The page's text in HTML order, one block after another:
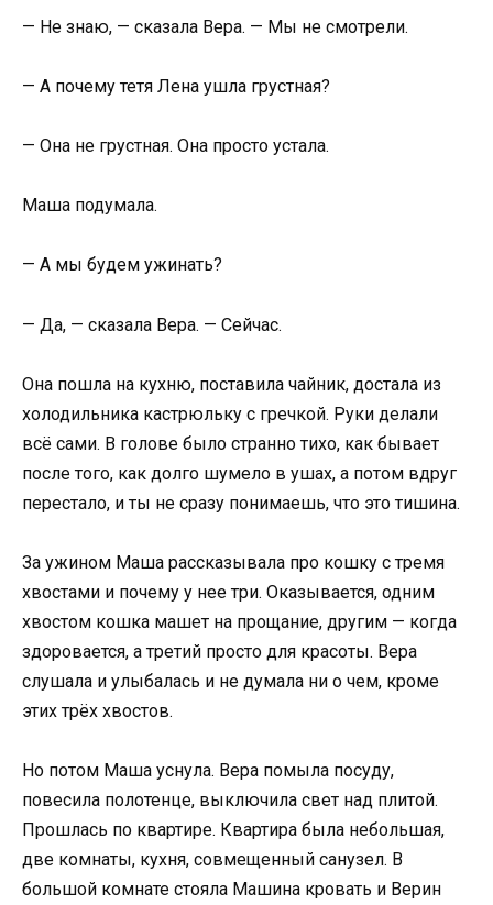
— Не знаю, — сказала Вера. — Мы не смотрели.
— А почему тетя Лена ушла грустная?
— Она не грустная. Она просто устала.
Маша подумала.
— А мы будем ужинать?
— Да, — сказала Вера. — Сейчас.
Она пошла на кухню, поставила чайник, достала из
холодильника кастрюльку с гречкой. Руки делали
всё сами. В голове было странно тихо, как бывает
после того, как долго шумело в ушах, а потом вдруг
перестало, и ты не сразу понимаешь, что это тишина.
За ужином Маша рассказывала про кошку с тремя
хвостами и почему у нее три. Оказывается, одним
хвостом кошка машет на прощание, другим — когда
здоровается, а третий просто для красоты. Вера
слушала и улыбалась и не думала ни о чем, кроме
этих трёх хвостов.
Но потом Маша уснула. Вера помыла посуду,
повесила полотенце, выключила свет над плитой.
Прошлась по квартире. Квартира была небольшая,
две комнаты, кухня, совмещенный санузел. В
большой комнате стояла Машина кровать и Верин